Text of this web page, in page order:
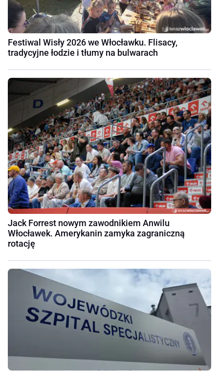
Festiwal Wisły 2026 we Włocławku. Flisacy,
tradycyjne łodzie i tłumy na bulwarach
Jack Forrest nowym zawodnikiem Anwilu
Włocławek. Amerykanin zamyka zagraniczną
rotację